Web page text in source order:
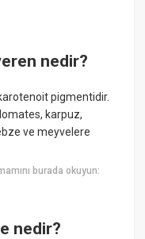
nedir?
pigmentidir.
karpuz,
ve meyvelere
burada okuyun:
nedir?